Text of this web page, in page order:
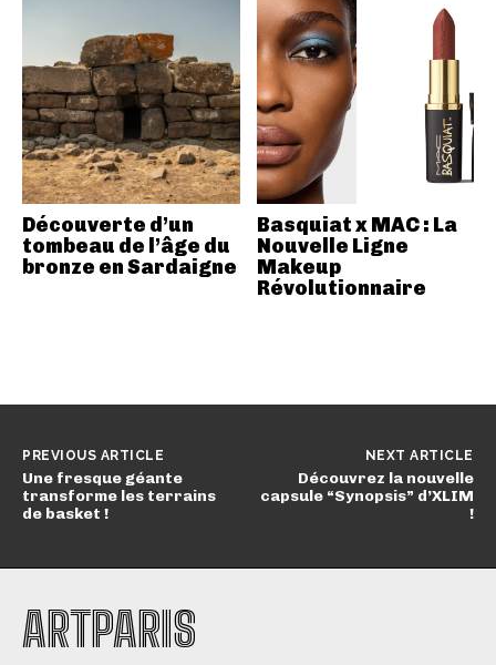
Découverte d’un
tombeau de l’âge du
bronze en Sardaigne
Basquiat x MAC : La
Nouvelle Ligne
Makeup
Révolutionnaire
PREVIOUS ARTICLE
Une fresque géante
transforme les terrains
de basket !
NEXT ARTICLE
Découvrez la nouvelle
capsule “Synopsis” d’XLIM
!
ARTPARIS